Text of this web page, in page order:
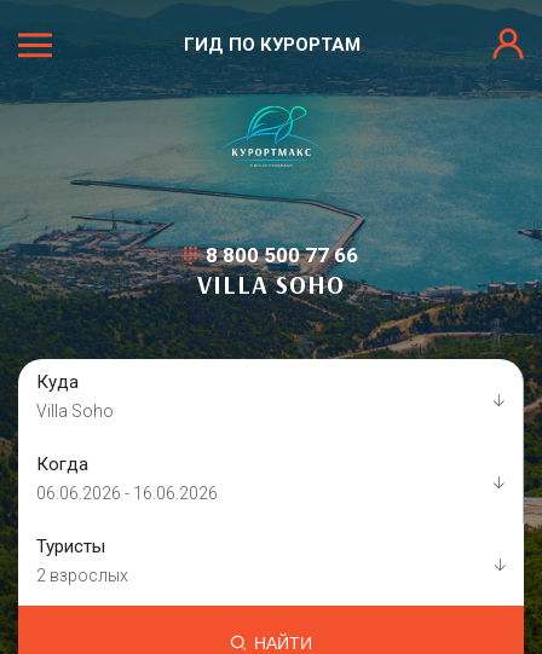
ГИД ПО КУРОРТАМ
8 800 500 77 66
VILLA SOHO
Куда
Villa Soho
Когда
06.06.2026 - 16.06.2026
Туристы
2 взрослых
НАЙТИ